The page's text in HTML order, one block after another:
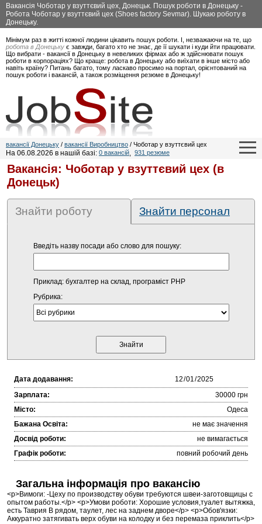
Вакансія Чоботар у взуттєвий цех, Донецьк. Пошук роботи в Донецьку -
Робота Чоботар у взуттєвий цех (Shoes factory Sevmar). Шукаю роботу в
Донецьку.
Мінімум раз в житті кожної людини цікавить пошук роботи. І, незважаючи на те, що
робота в Донецьку є завжди, багато хто не знає, де її шукати і куди йти працювати.
Що вибрати - вакансії в Донецьку в невеликих фірмах або ж здійснювати пошук
роботи в корпораціях? Що краще: робота в Донецьку або виїхати в інше місто або
навіть країну? Питань багато, тому ласкаво просимо на портал, орієнтований на
пошук роботи і вакансій, а також розміщення резюме в Донецьку!
вакансії Донецьку / вакансії Виробництво / Чоботар у взуттєвий цех
На 06.08.2026 в нашій базі: 0 вакансій, 931 резюме
Вакансія: Чоботар у взуттєвий цех (в
Донецьк)
Знайти роботу Знайти персонал
Введіть назву посади або слово для пошуку:
Приклад: бухгалтер на склад, програміст PHP
Рубрика:
Дата додавання:
Зарплата:
30000 грн
Місто:
Одеса
Бажана Освіта:
не має значення
Досвід роботи:
не вимагається
Графік роботи:
повний робочий день
Загальна інформація про вакансію
<p>Вимоги: -Цеху по производству обуви требуются швеи-заготовщицы с
опытом работы.</p> <p>Умови роботи: Хорошие условия,туалет вытяжка,
есть Таврия В рядом, таулет, лес на заднем дворе</p> <p>Обов'язки:
Аккуратно затягивать верх обуви на колодку и без перемаза приклить</p>